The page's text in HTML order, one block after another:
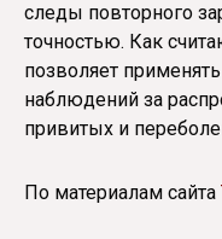
следы повторного
точностью. Как
позволяет
наблюдений за
привитых и
По материалам сайта